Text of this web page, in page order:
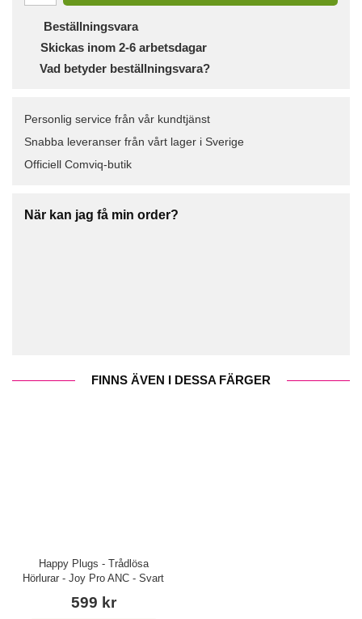
Beställningsvara
Skickas inom 2-6 arbetsdagar
Vad betyder beställningsvara?
Personlig service från vår kundtjänst
Snabba leveranser från vårt lager i Sverige
Officiell Comviq-butik
När kan jag få min order?
FINNS ÄVEN I DESSA FÄRGER
Happy Plugs - Trådlösa
Hörlurar - Joy Pro ANC - Svart
599 kr